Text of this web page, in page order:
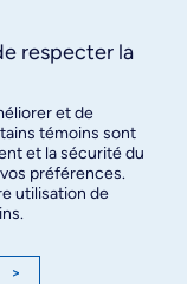
respecter la
et de
témoins sont
et la sécurité du
préférences.
utilisation de
>